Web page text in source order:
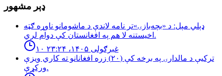
ډېر مشهور
ډېلي مېل: د «بچه‌بازۍ»تر نامه لاندې د ماشومانو ناوړه ګټه
اخیستنه لا هم په افغانستان کې دوام لري.
۱۰ غبرګولی ۱۴۰۵، ۲۳:۲۴
تركيې د مالدارۍ په برخه كې (٢٠) زره افغانانو ته كاري ويزې
وركړې.